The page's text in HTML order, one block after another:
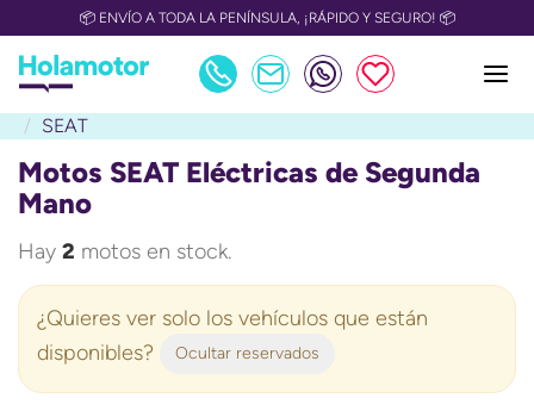
📦 ENVÍO A TODA LA PENÍNSULA, ¡RÁPIDO Y SEGURO! 📦
SEAT
Motos SEAT Eléctricas de Segunda
Mano
Hay 2 motos en stock.
¿Quieres ver solo los vehículos que están
disponibles?
Ocultar reservados